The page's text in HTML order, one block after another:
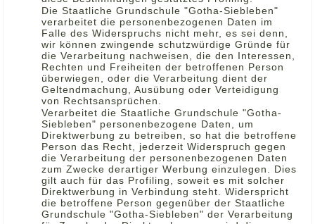
Die Staatliche Grundschule "Gotha-Siebleben"
verarbeitet die personenbezogenen Daten im
Falle des Widerspruchs nicht mehr, es sei denn,
wir können zwingende schutzwürdige Gründe für
die Verarbeitung nachweisen, die den Interessen,
Rechten und Freiheiten der betroffenen Person
überwiegen, oder die Verarbeitung dient der
Geltendmachung, Ausübung oder Verteidigung
von Rechtsansprüchen.
Verarbeitet die Staatliche Grundschule "Gotha-
Siebleben" personenbezogene Daten, um
Direktwerbung zu betreiben, so hat die betroffene
Person das Recht, jederzeit Widerspruch gegen
die Verarbeitung der personenbezogenen Daten
zum Zwecke derartiger Werbung einzulegen. Dies
gilt auch für das Profiling, soweit es mit solcher
Direktwerbung in Verbindung steht. Widerspricht
die betroffene Person gegenüber der Staatliche
Grundschule "Gotha-Siebleben" der Verarbeitung